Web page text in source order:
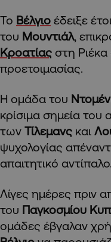
Το Βέλγιο έδειξε
του Μουντιάλ,
Κροατίας στη Ριέκα
προετοιμασίας.
Η ομάδα του
κρίσιμα σημεία του
των Τίλεμανς και
ψυχολογίας
απαιτητικό αντίπαλο.
Λίγες ημέρες πριν
του Παγκοσμίου
ομάδες έβγαλαν